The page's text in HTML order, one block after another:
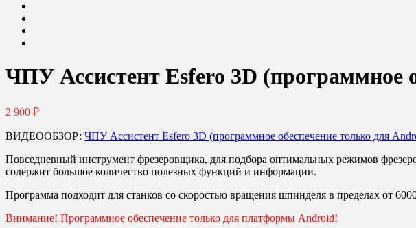
ЧПУ Ассистент Esfero 3D (программное
2 900 ₽
ВИДЕООБЗОР: ЧПУ Ассистент Esfero 3D (программное обеспечение только для
Повседневный инструмент фрезеровщика, для подбора оптимальных режимов
содержит большое количество полезных функций и информации.
Программа подходит для станков со скоростью вращения шпинделя в пределах от
Внимание! Программное обеспечение только для платформы Android!